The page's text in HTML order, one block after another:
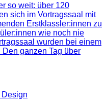
so weit: über 120
sich im Vortragssaal mit
Erstklassler:innen zu
wie noch nie
wurden bei einem
ganzen Tag über
Design